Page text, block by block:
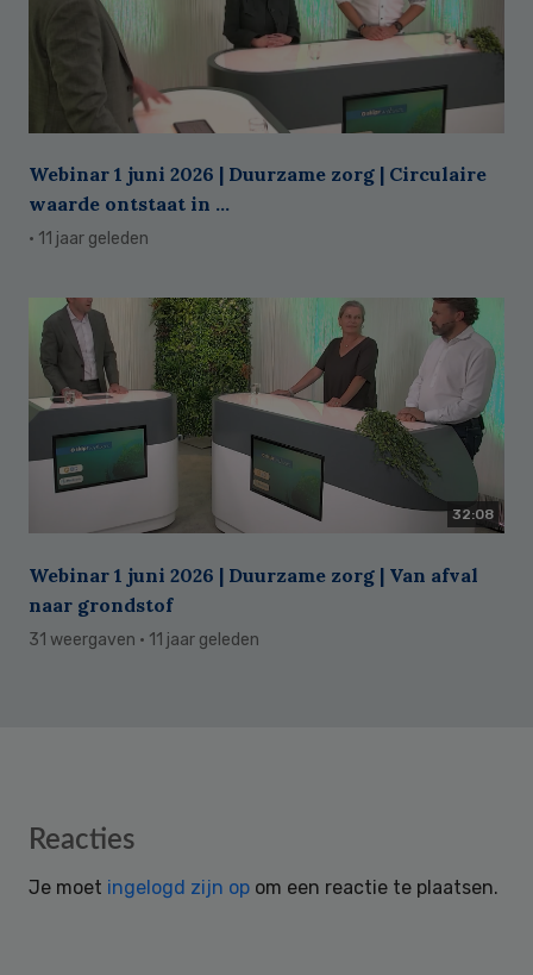
Webinar 1 juni 2026 | Duurzame zorg | Circulaire
waarde ontstaat in ...
· 11 jaar geleden
32:08
Webinar 1 juni 2026 | Duurzame zorg | Van afval
naar grondstof
31 weergaven · 11 jaar geleden
Reader
Reacties
Je moet ingelogd zijn op om een reactie te plaatsen.